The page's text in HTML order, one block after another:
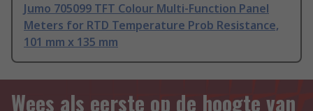
Jumo 705099 TFT Colour Multi-Function Panel
Meters for RTD Temperature Prob Resistance,
101 mm x 135 mm
Wees als eerste op de hoogte van